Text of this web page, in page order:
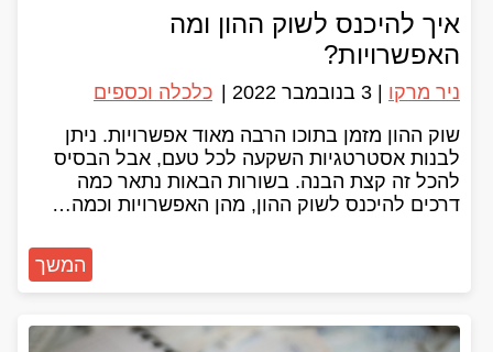
איך להיכנס לשוק ההון ומה
האפשרויות?
ניר מרקו 3 בנובמבר 2022
כלכלה וכספים
שוק ההון מזמן בתוכו הרבה מאוד אפשרויות. ניתן
לבנות אסטרטגיות השקעה לכל טעם, אבל הבסיס
להכל זה קצת הבנה. בשורות הבאות נתאר כמה
דרכים להיכנס לשוק ההון, מהן האפשרויות וכמה…
המשך